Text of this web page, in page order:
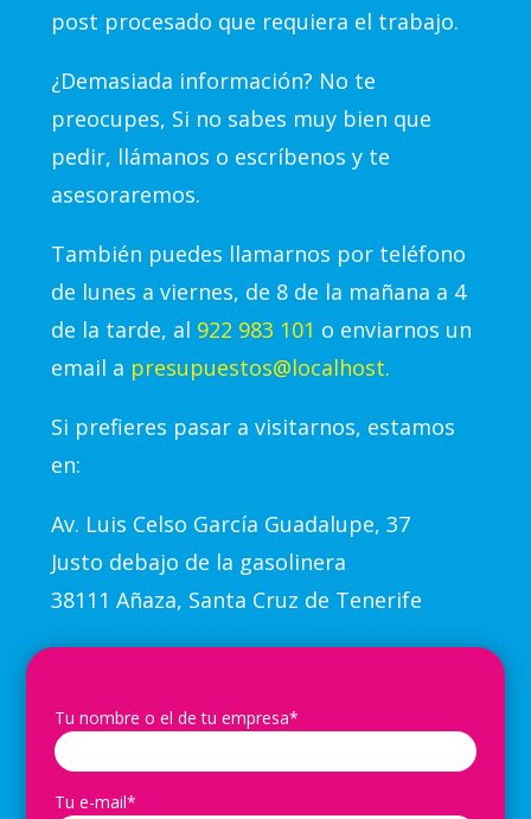
post procesado que requiera el trabajo.
¿Demasiada información? No te
preocupes, Si no sabes muy bien que
pedir, llámanos o escríbenos y te
asesoraremos.
También puedes llamarnos por teléfono
de lunes a viernes, de 8 de la mañana a 4
de la tarde, al 922 983 101 o enviarnos un
email a presupuestos@localhost.
Si prefieres pasar a visitarnos, estamos
en:
Av. Luis Celso García Guadalupe, 37
Justo debajo de la gasolinera
38111 Añaza, Santa Cruz de Tenerife
Tu nombre o el de tu empresa*
Tu e-mail*